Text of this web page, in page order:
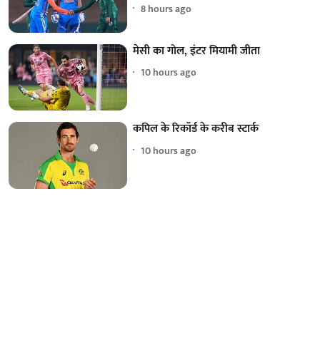
8 hours ago
मेसी का गोल, इंटर मियामी जीता
10 hours ago
कपिल के रिकॉर्ड के करीब स्टार्क
10 hours ago